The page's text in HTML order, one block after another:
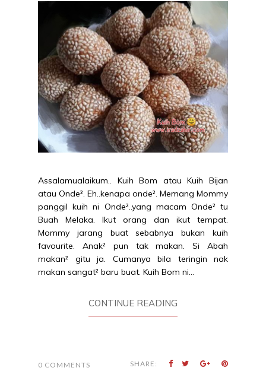
Assalamualaikum.. Kuih Bom atau Kuih Bijan
atau Onde². Eh..kenapa onde². Memang Mommy
panggil kuih ni Onde²..yang macam Onde² tu
Buah Melaka. Ikut orang dan ikut tempat.
Mommy jarang buat sebabnya bukan kuih
favourite. Anak² pun tak makan. Si Abah
makan² gitu ja. Cumanya bila teringin nak
makan sangat² baru buat. Kuih Bom ni...
CONTINUE READING
0 COMMENTS SHARE: